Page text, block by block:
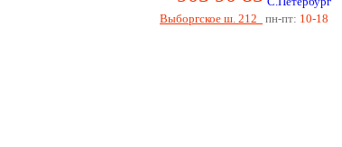
Выборгское ш. 212
пн-пт: 10-18